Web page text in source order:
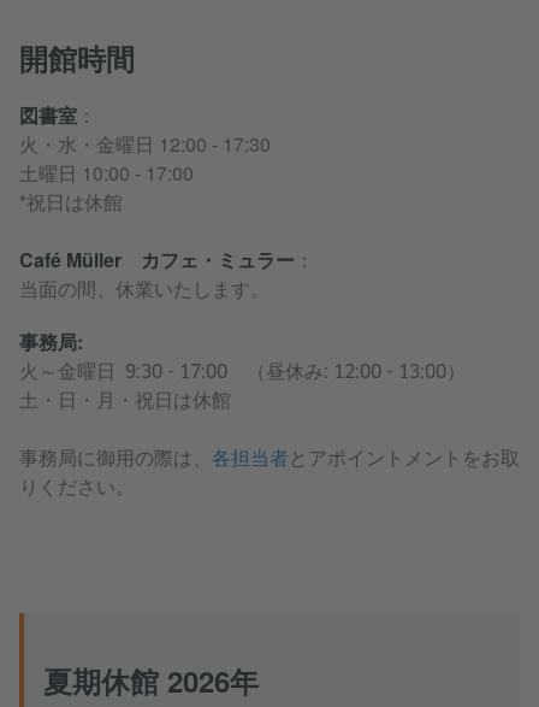
開館時間
図書室 ：
火・水・金曜日 12:00 - 17:30
土曜日 10:00 - 17:00
*祝日は休館
Café Müller カフェ・ミュラー ：
当面の間、休業いたします。
事務局:
火～金曜日 9:30 - 17:00 （昼休み: 12:00 - 13:00）
土・日・月・祝日は休館
事務局に御用の際は、 各担当者とアポイントメントをお取
りください。
夏期休館 2026年